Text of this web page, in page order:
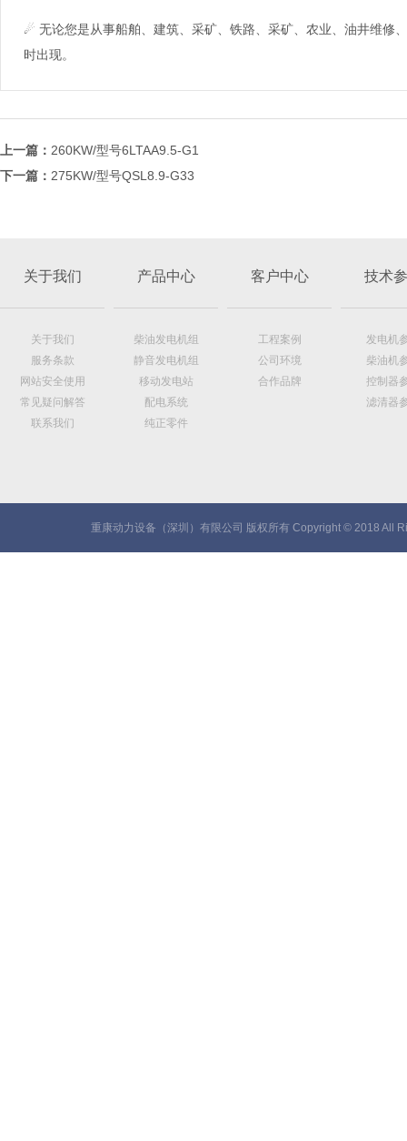
☄ 无论您是从事船舶、建筑、采矿、铁路、采矿、农业、油井维修
时出现。
上一篇： 260KW/型号6LTAA9.5-G1
下一篇： 275KW/型号QSL8.9-G33
关于我们
关于我们
服务条款
网站安全使用
常见疑问解答
联系我们
产品中心
柴油发电机组
静音发电机组
移动发电站
配电系统
纯正零件
客户中心
工程案例
公司环境
合作品牌
技术
发电机
柴油机
控制器
滤清器
重康动力设备（深圳）有限公司 版权所有 Copyright © 2018 All